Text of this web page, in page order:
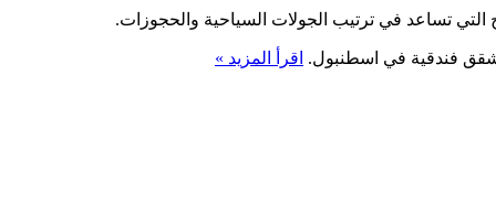
التي تساعد في ترتيب الجولات السياحية والحجوزات.
فندقية في اسطنبول. اقرأ المزيد »